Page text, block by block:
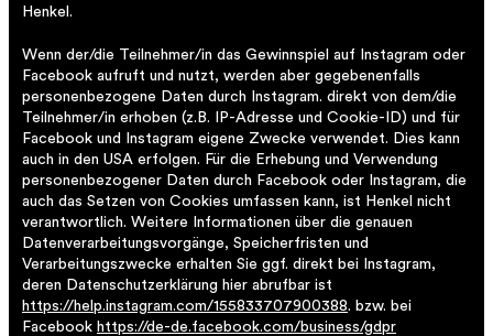
Henkel.
Wenn der/die Teilnehmer/in das Gewinnspiel auf Instagram oder
Facebook aufruft und nutzt, werden aber gegebenenfalls
personenbezogene Daten durch Instagram. direkt von dem/die
Teilnehmer/in erhoben (z.B. IP-Adresse und Cookie-ID) und für
Facebook und Instagram eigene Zwecke verwendet. Dies kann
auch in den USA erfolgen. Für die Erhebung und Verwendung
personenbezogener Daten durch Facebook oder Instagram, die
auch das Setzen von Cookies umfassen kann, ist Henkel nicht
verantwortlich. Weitere Informationen über die genauen
Datenverarbeitungsvorgänge, Speicherfristen und
Verarbeitungszwecke erhalten Sie ggf. direkt bei Instagram,
deren Datenschutzerklärung hier abrufbar ist
https://help.instagram.com/155833707900388. bzw. bei
Facebook https://de-de.facebook.com/business/gdpr